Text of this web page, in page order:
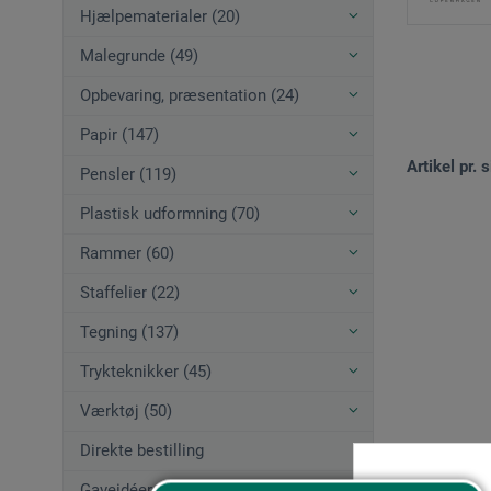
Hjælpematerialer (20)
Malegrunde (49)
Opbevaring, præsentation (24)
Papir (147)
Pensler (119)
Plastisk udformning (70)
Rammer (60)
Staffelier (22)
Tegning (137)
Trykteknikker (45)
Værktøj (50)
Direkte bestilling
Artikel pr.